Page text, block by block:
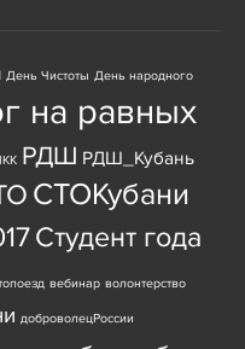
День Чистоты День народного
на равных
РДШ РДШ_Кубань
СТОКубани
Студент года
вебинар волонтерство
доброволецРоссии